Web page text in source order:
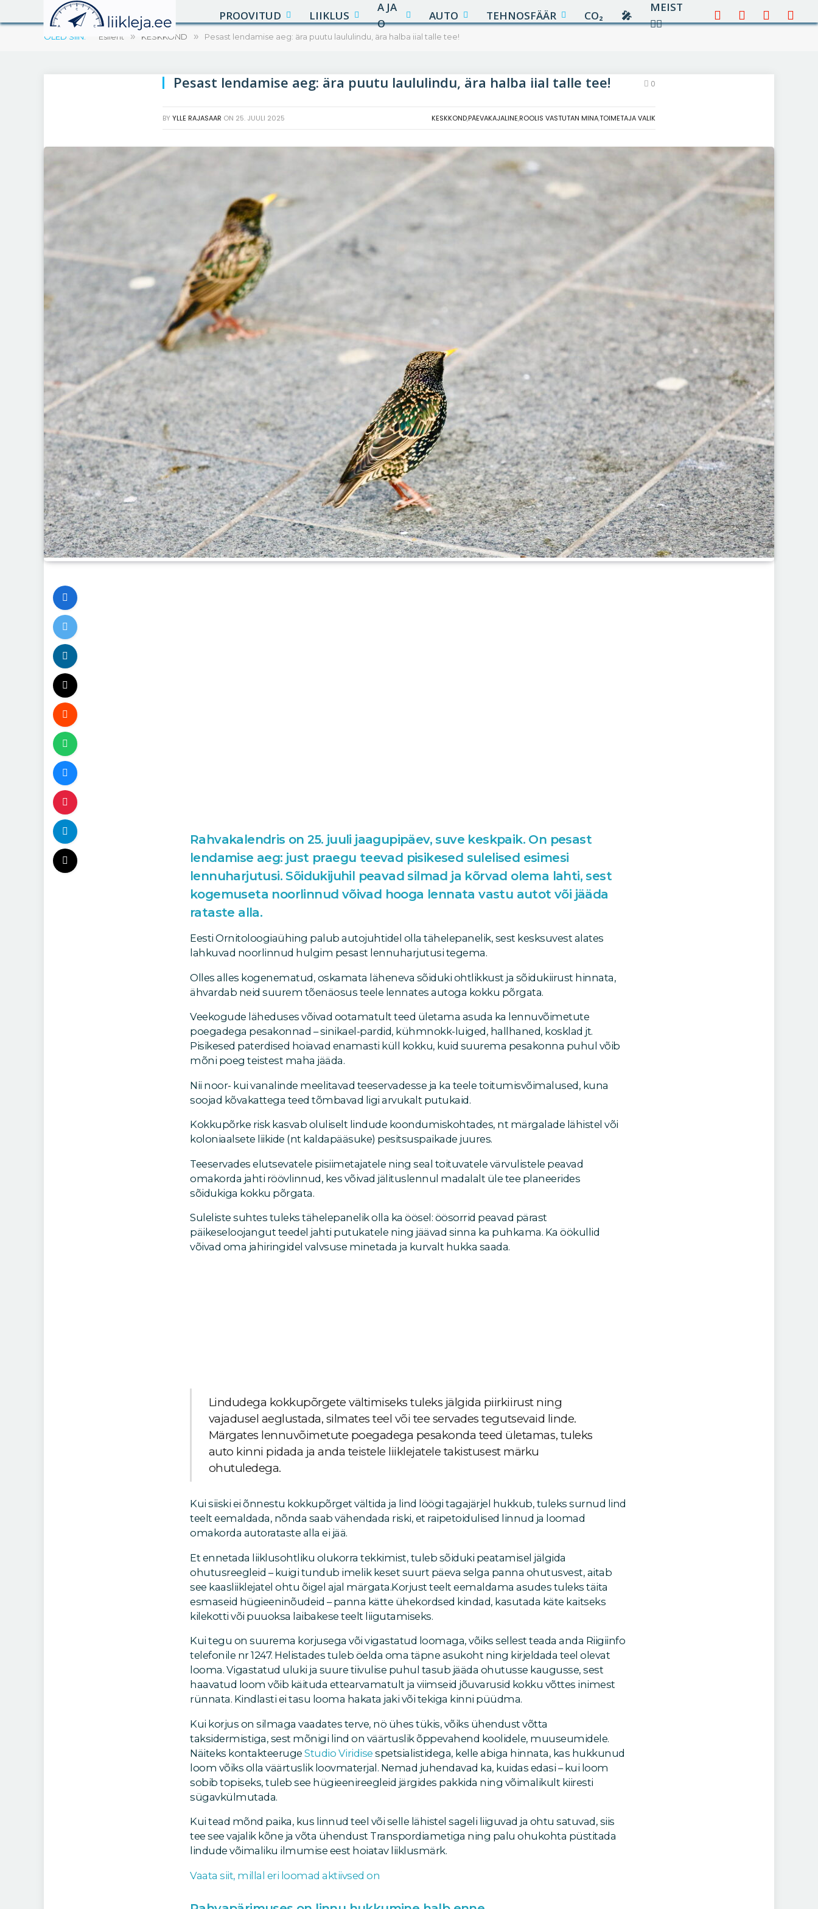
PROOVITUD LIIKLUS
A JA
O
AUTO TEHNOSFÄÄR CO₂ 🎤︎︎
MEIST
✍🏻
Facebook
X
Instagram
OLED SIIN: Esileht » KESKKOND » Pesast lendamise aeg: ära puutu laululindu, ära halba iial talle tee!
Pesast lendamise aeg: ära puutu laululindu, ära halba iial talle tee! 0
BY YLLE RAJASAAR ON 25. JUULI 2025 KESKKOND,PÄEVAKAJALINE,ROOLIS VASTUTAN MINA,TOIMETAJA VALIK
Rahvakalendris on 25. juuli jaagupipäev, suve keskpaik. On pesast
lendamise aeg: just praegu teevad pisikesed sulelised esimesi
lennuharjutusi. Sõidukijuhil peavad silmad ja kõrvad olema lahti, sest
kogemuseta noorlinnud võivad hooga lennata vastu autot või jääda
rataste alla.
Eesti Ornitoloogiaühing palub autojuhtidel olla tähelepanelik, sest kesksuvest alates
lahkuvad noorlinnud hulgim pesast lennuharjutusi tegema.
Olles alles kogenematud, oskamata läheneva sõiduki ohtlikkust ja sõidukiirust hinnata,
ähvardab neid suurem tõenäosus teele lennates autoga kokku põrgata.
Veekogude läheduses võivad ootamatult teed ületama asuda ka lennuvõimetute
poegadega pesakonnad – sinikael-pardid, kühmnokk-luiged, hallhaned, kosklad jt.
Pisikesed paterdised hoiavad enamasti küll kokku, kuid suurema pesakonna puhul võib
mõni poeg teistest maha jääda.
Nii noor- kui vanalinde meelitavad teeservadesse ja ka teele toitumisvõimalused, kuna
soojad kõvakattega teed tõmbavad ligi arvukalt putukaid.
Kokkupõrke risk kasvab oluliselt lindude koondumiskohtades, nt märgalade lähistel või
koloniaalsete liikide (nt kaldapääsuke) pesitsuspaikade juures.
Teeservades elutsevatele pisiimetajatele ning seal toituvatele värvulistele peavad
omakorda jahti röövlinnud, kes võivad jälituslennul madalalt üle tee planeerides
sõidukiga kokku põrgata.
Suleliste suhtes tuleks tähelepanelik olla ka öösel: öösorrid peavad pärast
päikeseloojangut teedel jahti putukatele ning jäävad sinna ka puhkama. Ka öökullid
võivad oma jahiringidel valvsuse minetada ja kurvalt hukka saada.
Lindudega kokkupõrgete vältimiseks tuleks jälgida piirkiirust ning
vajadusel aeglustada, silmates teel või tee servades tegutsevaid linde.
Märgates lennuvõimetute poegadega pesakonda teed ületamas, tuleks
auto kinni pidada ja anda teistele liiklejatele takistusest märku
ohutuledega.
Kui siiski ei õnnestu kokkupõrget vältida ja lind löögi tagajärjel hukkub, tuleks surnud lind
teelt eemaldada, nõnda saab vähendada riski, et raipetoidulised linnud ja loomad
omakorda autorataste alla ei jää.
Et ennetada liiklusohtliku olukorra tekkimist, tuleb sõiduki peatamisel jälgida
ohutusreegleid – kuigi tundub imelik keset suurt päeva selga panna ohutusvest, aitab
see kaasliiklejatel ohtu õigel ajal märgata.Korjust teelt eemaldama asudes tuleks täita
esmaseid hügieeninõudeid – panna kätte ühekordsed kindad, kasutada käte kaitseks
kilekotti või puuoksa laibakese teelt liigutamiseks.
Kui tegu on suurema korjusega või vigastatud loomaga, võiks sellest teada anda Riigiinfo
telefonile nr 1247. Helistades tuleb öelda oma täpne asukoht ning kirjeldada teel olevat
looma. Vigastatud uluki ja suure tiivulise puhul tasub jääda ohutusse kaugusse, sest
haavatud loom võib käituda ettearvamatult ja viimseid jõuvarusid kokku võttes inimest
rünnata. Kindlasti ei tasu looma hakata jaki või tekiga kinni püüdma.
Kui korjus on silmaga vaadates terve, nö ühes tükis, võiks ühendust võtta
taksidermistiga, sest mõnigi lind on väärtuslik õppevahend koolidele, muuseumidele.
Näiteks kontakteerugeStudio Viridise spetsialistidega, kelle abiga hinnata, kas hukkunud
loom võiks olla väärtuslik loovmaterjal. Nemad juhendavad ka, kuidas edasi – kui loom
sobib topiseks, tuleb see hügieenireegleid järgides pakkida ning võimalikult kiiresti
sügavkülmutada.
Kui tead mõnd paika, kus linnud teel või selle lähistel sageli liiguvad ja ohtu satuvad, siis
tee see vajalik kõne ja võta ühendust Transpordiametiga ning palu ohukohta püstitada
lindude võimaliku ilmumise eest hoiatav liiklusmärk.
Vaata siit, millal eri loomad aktiivsed on